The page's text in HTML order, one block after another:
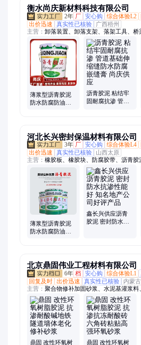
衡水尚庆新材料科技有限公司
2年 厂 安心购 综合体验L2
出价迅速
真实性已核验
广西梧州
主营： 卸落装置、卸落支架、落架工具、桥
钢楔块
薄浆型沥青胶泥
防水防腐防油抗
沥青胶泥 粘结牢
固耐腐抗渗 管道
河北长兴密封保温材料有限公司
3年 厂 安心购 综合体验L4
出价迅速
真实性已核验
山西太原
主营： 橡胶板、橡胶块、防腐胶带、沥青胶
聚酯布、橡胶减震块、阻燃玛蹄脂、阻燃橡
板、丁晴橡胶板、防静电橡胶板、岩棉板、
聚氨酯发泡保温管、聚氨酯保温管道、聚氨
玻璃棉管、玻璃棉卷毡、聚氨酯施工、聚氨
防水涂料
薄浆型沥青胶泥
防水防腐防油抗
鑫长兴供应沥青
胶泥 密封防水抗
北京鼎固伟业工程材料有限公司
6年 档 安心购 综合体验L1
回复及时 出价迅速 真实性已核验
内蒙
主营： 聚合物修补加固砂浆、水泥基灌浆料
环氧树脂胶泥、道路快速修补料、聚合物防
乳液砂浆、环氧树脂砂浆、水泥基渗透结晶
碳化涂料、环氧灌浆树脂胶、裂缝空鼓胶、
氧树脂粘钢胶、环氧树脂碳布胶、环氧树脂
面剂、J303混凝土起沙处理剂、EC-1高强界
胶粉、环氧树脂涂料、水泥基自流平砂浆
鼎固 改性环氧树 鼎固 改性环氧树